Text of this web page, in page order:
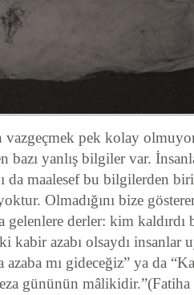
vazgeçmek pek kolay
bazı yanlış bilgiler var.
da maalesef bu bilgilerden
Olmadığını bize
gelenlere derler: kim
kabir azabı olsaydı insanlar
azaba mı gideceğiz” ya da
gününün mâlikidir.”(Fatiha